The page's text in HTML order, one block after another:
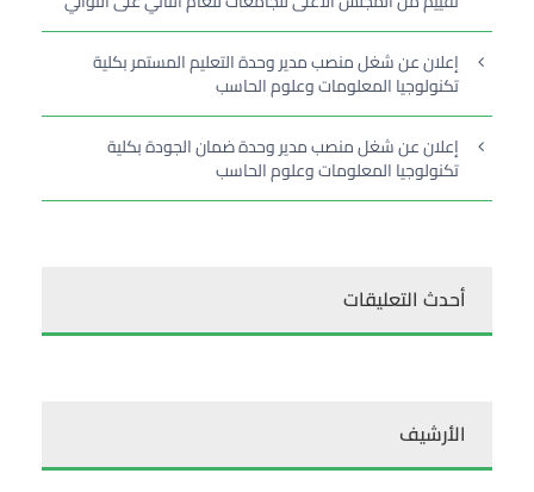
إعلان عن شغل منصب مدير وحدة التعليم المستمر بكلية
تكنولوجيا المعلومات وعلوم الحاسب
إعلان عن شغل منصب مدير وحدة ضمان الجودة بكلية
تكنولوجيا المعلومات وعلوم الحاسب
أحدث التعليقات
الأرشيف